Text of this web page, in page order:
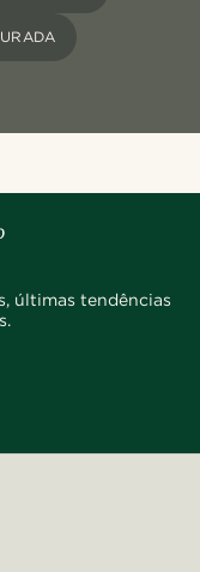
últimas tendências